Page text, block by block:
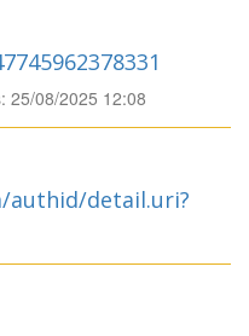
25/08/2025 12:08
authid/detail.uri?